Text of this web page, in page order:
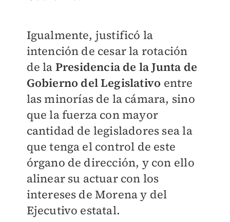
Igualmente, justificó la
intención de cesar la rotación
de la Presidencia de la Junta de
Gobierno del Legislativo entre
las minorías de la cámara, sino
que la fuerza con mayor
cantidad de legisladores sea la
que tenga el control de este
órgano de dirección, y con ello
alinear su actuar con los
intereses de Morena y del
Ejecutivo estatal.